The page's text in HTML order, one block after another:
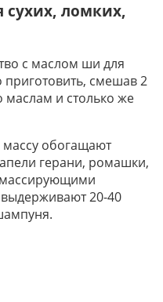
ломких,
с маслом ши для
смешав 2
и столько же
обогащают
герани, ромашки,
массирующими
20-40